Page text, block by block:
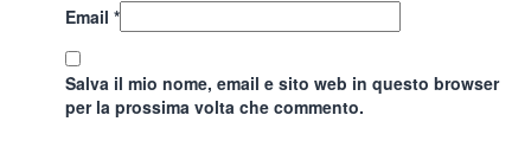
Email *
Salva il mio nome, email e sito web in questo browser
per la prossima volta che commento.